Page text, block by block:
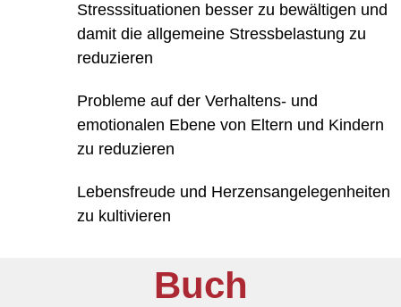
Stresssituationen besser zu bewältigen und
damit die allgemeine Stressbelastung zu
reduzieren
Probleme auf der Verhaltens- und
emotionalen Ebene von Eltern und Kindern
zu reduzieren
Lebensfreude und Herzensangelegenheiten
zu kultivieren
Buch